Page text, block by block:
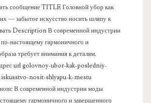
сообщение TITLE Головной убор как
— забытое искусство носить шляпу к
Description В современной индустрии
настоящему гармоничного и
требует внимания к деталям.
url golovnoy-ubor-kak-posledniy-
nosit-shlyapu-k-mestu
В современной индустрии моды
гармоничного и завершенного